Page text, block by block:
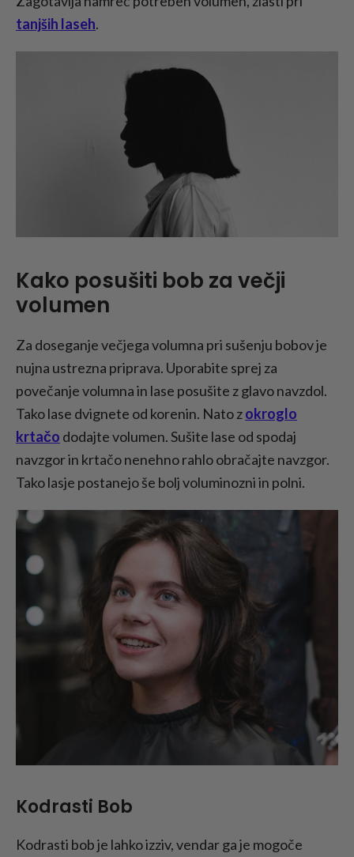
tanjših laseh.
Kako posušiti bob za večji
volumen
Za doseganje večjega volumna pri sušenju bobov je
nujna ustrezna priprava. Uporabite sprej za
povečanje volumna in lase posušite z glavo navzdol.
Tako lase dvignete od korenin. Nato zokroglo
krtačo dodajte volumen. Sušite lase od spodaj
navzgor in krtačo nenehno rahlo obračajte navzgor.
Tako lasje postanejo še bolj voluminozni in polni.
Kodrasti Bob
Kodrasti bob je lahko izziv, vendar ga je mogoče